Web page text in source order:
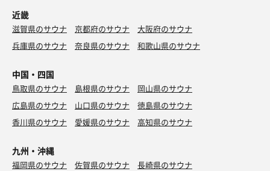
近畿
滋賀県のサウナ 京都府のサウナ
大阪府のサウナ
兵庫県のサウナ
奈良県のサウナ 和歌山県のサウナ
中国・四国
鳥取県のサウナ 島根県のサウナ
岡山県のサウナ
広島県のサウナ
山口県のサウナ
徳島県のサウナ
香川県のサウナ
愛媛県のサウナ 高知県のサウナ
九州・沖縄
福岡県のサウナ 佐賀県のサウナ
長崎県のサウナ